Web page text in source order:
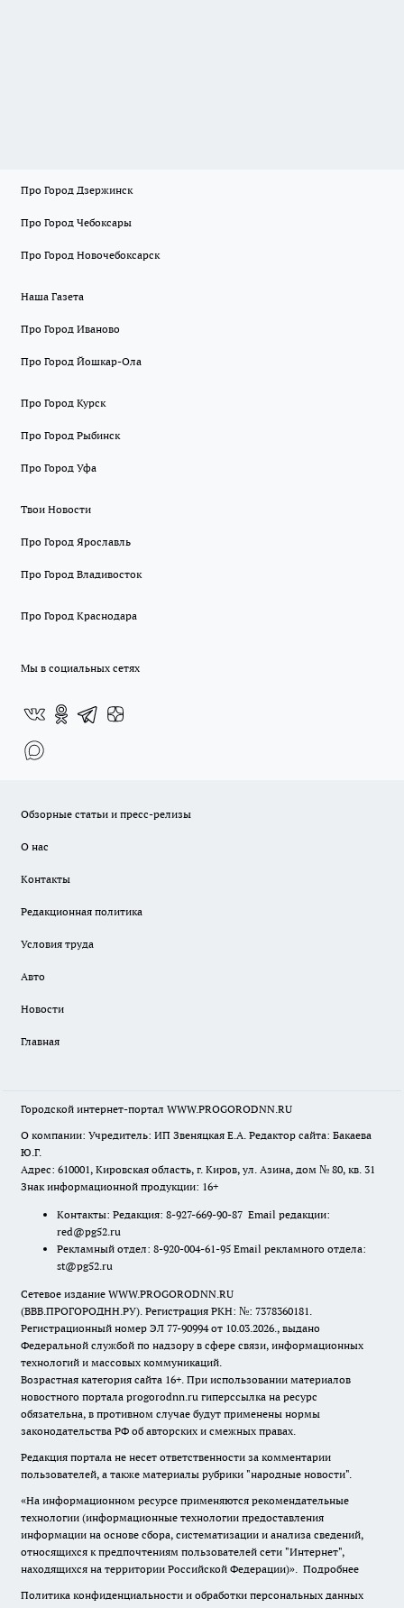
Про Город Дзержинск
Про Город Чебоксары
Про Город Новочебоксарск
Наша Газета
Про Город Иваново
Про Город Йошкар-Ола
Про Город Курск
Про Город Рыбинск
Про Город Уфа
Твои Новости
Про Город Ярославль
Про Город Владивосток
Про Город Краснодара
Мы в социальных сетях
Обзорные статьи и пресс-релизы
О нас
Контакты
Редакционная политика
Условия труда
Авто
Новости
Главная
Городской интернет-портал WWW.PROGORODNN.RU
О компании: Учредитель: ИП Звеняцкая Е.А. Редактор сайта: Бакаева
Ю.Г.
Адрес: 610001, Кировская область, г. Киров, ул. Азина, дом № 80, кв. 31
Знак информационной продукции: 16+
Контакты: Редакция: 8-927-669-90-87 Email редакции:
red@pg52.ru
Рекламный отдел: 8-920-004-61-95 Email рекламного отдела:
st@pg52.ru
Сетевое издание WWW.PROGORODNN.RU
(ВВВ.ПРОГОРОДНН.РУ). Регистрация РКН: №: 7378360181.
Регистрационный номер ЭЛ 77-90994 от 10.03.2026., выдано
Федеральной службой по надзору в сфере связи, информационных
технологий и массовых коммуникаций.
Возрастная категория сайта 16+. При использовании материалов
новостного портала progorodnn.ru гиперссылка на ресурс
обязательна, в противном случае будут применены нормы
законодательства РФ об авторских и смежных правах.
Редакция портала не несет ответственности за комментарии
пользователей, а также материалы рубрики "народные новости".
«На информационном ресурсе применяются рекомендательные
технологии (информационные технологии предоставления
информации на основе сбора, систематизации и анализа сведений,
относящихся к предпочтениям пользователей сети "Интернет",
находящихся на территории Российской Федерации)». Подробнее
Политика конфиденциальности и обработки персональных данных